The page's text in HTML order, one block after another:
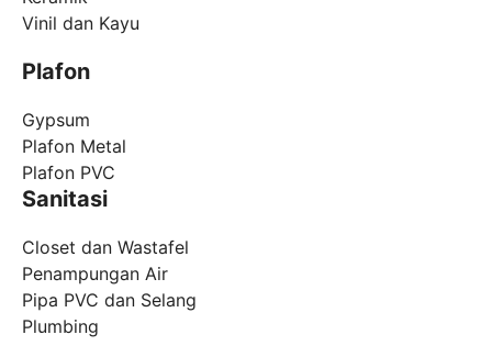
Vinil dan Kayu
Plafon
Gypsum
Plafon Metal
Plafon PVC
Sanitasi
Closet dan Wastafel
Penampungan Air
Pipa PVC dan Selang
Plumbing